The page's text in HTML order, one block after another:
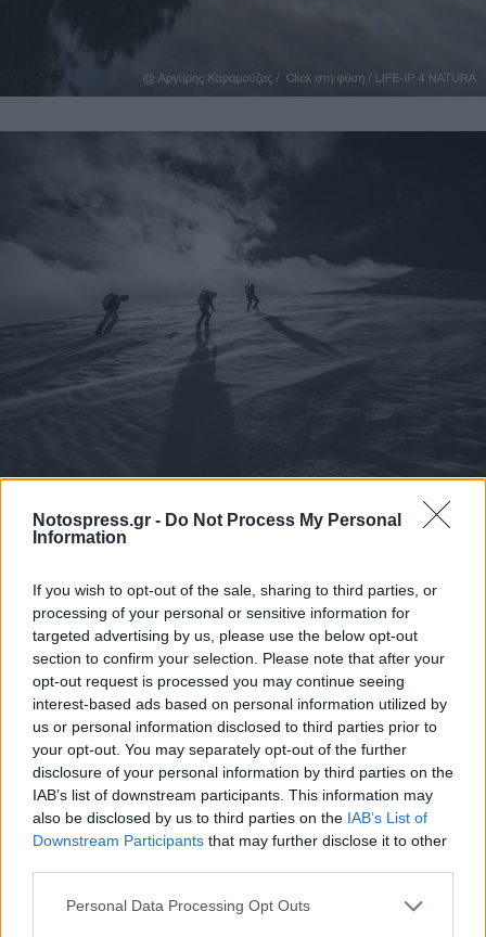
Notospress.gr - Do Not Process My Personal
Information
If you wish to opt-out of the sale, sharing to third parties, or
processing of your personal or sensitive information for
targeted advertising by us, please use the below opt-out
section to confirm your selection. Please note that after your
opt-out request is processed you may continue seeing
interest-based ads based on personal information utilized by
us or personal information disclosed to third parties prior to
your opt-out. You may separately opt-out of the further
disclosure of your personal information by third parties on the
IAB’s list of downstream participants. This information may
also be disclosed by us to third parties on the IAB’s List of
Downstream Participants that may further disclose it to other
Personal Data Processing Opt Outs